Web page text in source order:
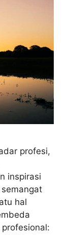
profesi,
inspirasi
hal